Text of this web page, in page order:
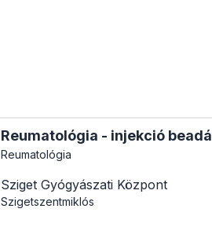
Reumatológia - injekció
Reumatológia
Sziget Gyógyászati Központ
Szigetszentmiklós